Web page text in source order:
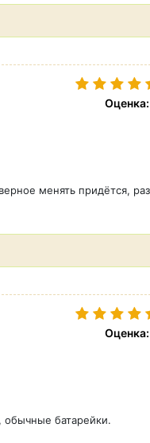
менять придётся, раз
батарейки.